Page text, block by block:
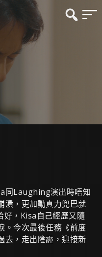
同Laughing演出時唔知
潰，更加動真力兜巴就
，Kisa自己經歷又隨
。今次最後任務《前度
去，走出陰霾，迎接新